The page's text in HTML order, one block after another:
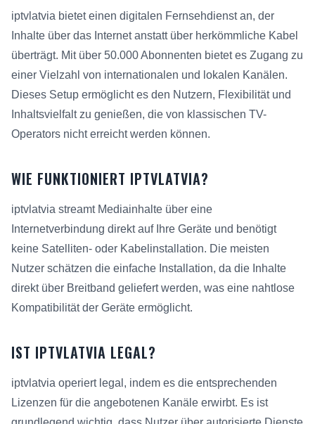
iptvlatvia bietet einen digitalen Fernsehdienst an, der
Inhalte über das Internet anstatt über herkömmliche Kabel
überträgt. Mit über 50.000 Abonnenten bietet es Zugang zu
einer Vielzahl von internationalen und lokalen Kanälen.
Dieses Setup ermöglicht es den Nutzern, Flexibilität und
Inhaltsvielfalt zu genießen, die von klassischen TV-
Operators nicht erreicht werden können.
WIE FUNKTIONIERT IPTVLATVIA?
iptvlatvia streamt Mediainhalte über eine
Internetverbindung direkt auf Ihre Geräte und benötigt
keine Satelliten- oder Kabelinstallation. Die meisten
Nutzer schätzen die einfache Installation, da die Inhalte
direkt über Breitband geliefert werden, was eine nahtlose
Kompatibilität der Geräte ermöglicht.
IST IPTVLATVIA LEGAL?
iptvlatvia operiert legal, indem es die entsprechenden
Lizenzen für die angebotenen Kanäle erwirbt. Es ist